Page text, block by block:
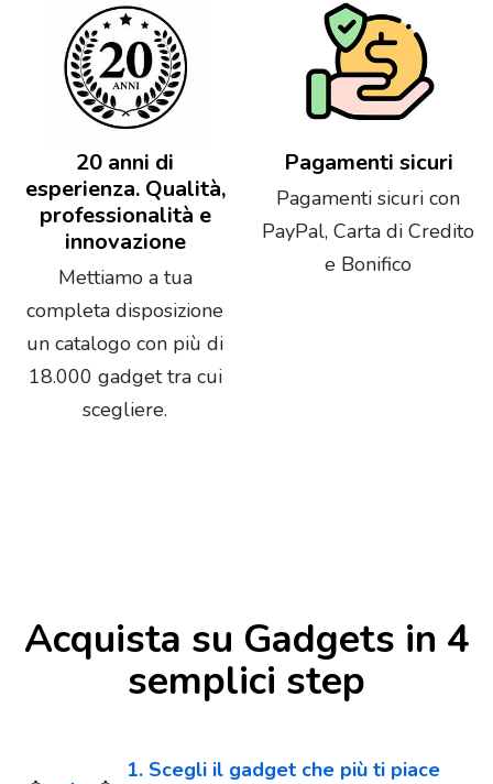
20 anni di
esperienza. Qualità,
professionalità e
innovazione
Mettiamo a tua
completa disposizione
un catalogo con più di
18.000 gadget tra cui
scegliere.
Pagamenti sicuri
Pagamenti sicuri con
PayPal, Carta di Credito
e Bonifico
Acquista su Gadgets in 4
semplici step
1. Scegli il gadget che più ti piace